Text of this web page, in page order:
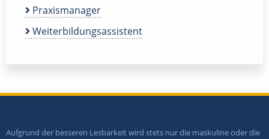
Praxismanager
Weiterbildungsassistent
Aufgrund der besseren Lesbarkeit wird stets nur die maskuline oder die